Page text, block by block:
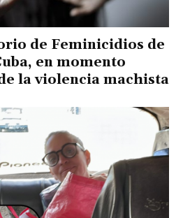
de Feminicidios de
en momento
la violencia machista